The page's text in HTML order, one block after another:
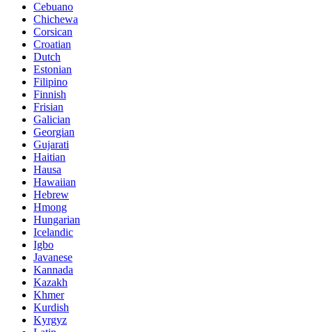
Cebuano
Chichewa
Corsican
Croatian
Dutch
Estonian
Filipino
Finnish
Frisian
Galician
Georgian
Gujarati
Haitian
Hausa
Hawaiian
Hebrew
Hmong
Hungarian
Icelandic
Igbo
Javanese
Kannada
Kazakh
Khmer
Kurdish
Kyrgyz